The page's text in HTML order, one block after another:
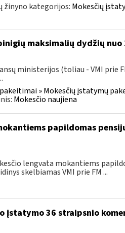
žinyno kategorijos: Mokesčių
maksimalių dydžių nuo
ministerijos (toliau - VMI prie
» Mokesčių įstatymų
Mokesčio naujiena
papildomas
lengvata mokantiems
skelbiamas VMI prie FM ...
įstatymo 36 straipsnio